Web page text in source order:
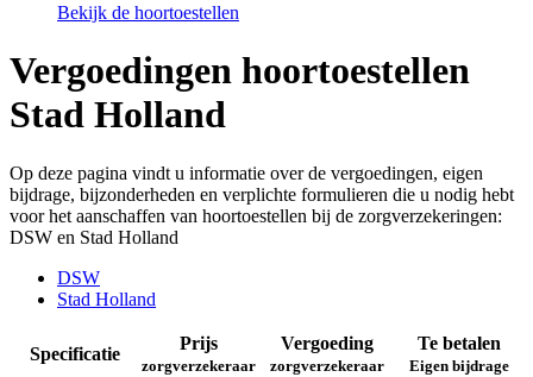
Bekijk de hoortoestellen
Vergoedingen hoortoestellen
Stad Holland
Op deze pagina vindt u informatie over de vergoedingen, eigen
bijdrage, bijzonderheden en verplichte formulieren die u nodig hebt
voor het aanschaffen van hoortoestellen bij de zorgverzekeringen:
DSW en Stad Holland
DSW
Stad Holland
Specificatie
Prijs
zorgverzekeraar
Vergoeding
zorgverzekeraar
Te betalen
Eigen bijdrage